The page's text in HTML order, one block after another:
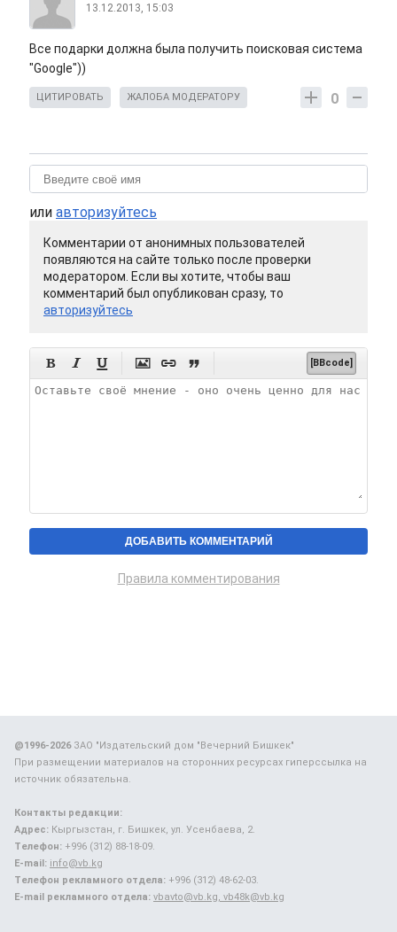
13.12.2013, 15:03
Все подарки должна была получить поисковая система
"Google"))
0
ЦИТИРОВАТЬ ЖАЛОБА МОДЕРАТОРУ
или авторизуйтесь
Комментарии от анонимных пользователей
появляются на сайте только после проверки
модератором. Если вы хотите, чтобы ваш
комментарий был опубликован сразу, то
авторизуйтесь
      [BBcode]
Правила комментирования
@1996-2026ЗАО "Издательский дом "Вечерний Бишкек"
При размещении материалов на сторонних ресурсах гиперссылка на
источник обязательна.
Контакты редакции:
Адрес: Кыргызстан, г. Бишкек, ул. Усенбаева, 2.
Телефон: +996 (312) 88-18-09.
E-mail: info@vb.kg
Телефон рекламного отдела: +996 (312) 48-62-03.
E-mail рекламного отдела: vbavto@vb.kg, vb48k@vb.kg